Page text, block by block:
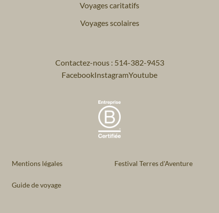
Voyages caritatifs
Voyages scolaires
Contactez-nous : 514-382-9453
FacebookInstagramYoutube
Mentions légales Festival Terres d'Aventure
Guide de voyage